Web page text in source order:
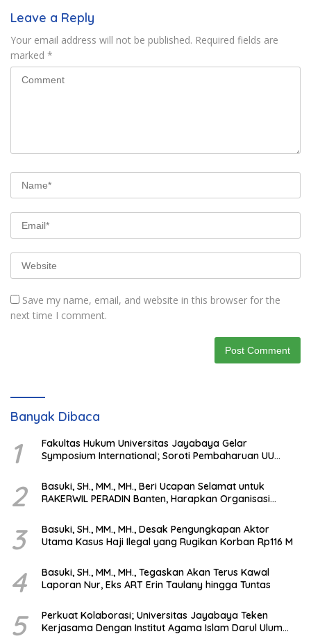
Leave a Reply
Your email address will not be published. Required fields are
marked *
Save my name, email, and website in this browser for the
next time I comment.
Banyak Dibaca
1
Fakultas Hukum Universitas Jayabaya Gelar
Symposium International; Soroti Pembaharuan UU
2
Basuki, SH., MM., MH., Beri Ucapan Selamat untuk
RAKERWIL PERADIN Banten, Harapkan Organisasi
3
Basuki, SH., MM., MH., Desak Pengungkapan Aktor
Utama Kasus Haji Ilegal yang Rugikan Korban Rp116 M
4
Basuki, SH., MM., MH., Tegaskan Akan Terus Kawal
Laporan Nur, Eks ART Erin Taulany hingga Tuntas
5
Perkuat Kolaborasi; Universitas Jayabaya Teken
Kerjasama Dengan Institut Agama Islam Darul Ulum